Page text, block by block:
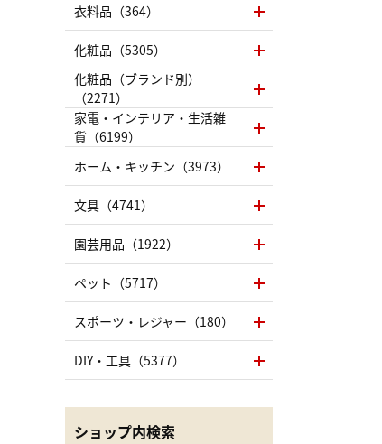
衣料品（364）
化粧品（5305）
化粧品（ブランド別）
（2271）
家電・インテリア・生活雑
貨（6199）
ホーム・キッチン（3973）
文具（4741）
園芸用品（1922）
ペット（5717）
スポーツ・レジャー（180）
DIY・工具（5377）
ショップ内検索